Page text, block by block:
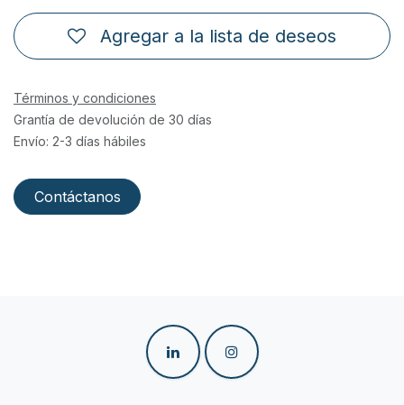
Agregar a la lista de deseos
Términos y condiciones
Grantía de devolución de 30 días
Envío: 2-3 días hábiles
Contáctanos